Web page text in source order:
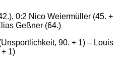
0:2 Nico Weiermüller (45. +
Geßner (64.)
90. + 1) – Louis
1)